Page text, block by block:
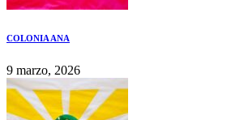
COLONIA ANA
9 marzo, 2026